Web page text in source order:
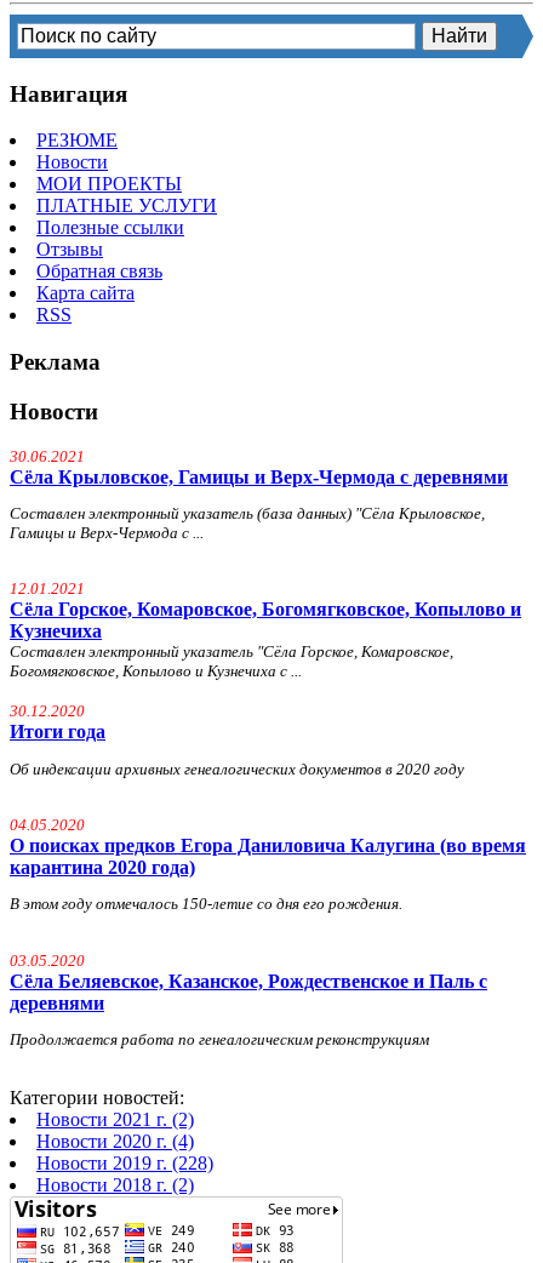
Навигация
РЕЗЮМЕ
Новости
МОИ ПРОЕКТЫ
ПЛАТНЫЕ УСЛУГИ
Полезные ссылки
Отзывы
Обратная связь
Карта сайта
RSS
Реклама
Новости
30.06.2021
Сёла Крыловское, Гамицы и Верх-Чермода с деревнями
Составлен электронный указатель (база данных) "Сёла Крыловское,
Гамицы и Верх-Чермода с ...
12.01.2021
Сёла Горское, Комаровское, Богомягковское, Копылово и
Кузнечиха
Составлен электронный указатель "Сёла Горское, Комаровское,
Богомягковское, Копылово и Кузнечиха с ...
30.12.2020
Итоги года
Об индексации архивных генеалогических документов в 2020 году
04.05.2020
О поисках предков Егора Даниловича Калугина (во время
карантина 2020 года)
В этом году отмечалось 150-летие со дня его рождения.
03.05.2020
Сёла Беляевское, Казанское, Рождественское и Паль с
деревнями
Продолжается работа по генеалогическим реконструкциям
Категории новостей:
Новости 2021 г. (2)
Новости 2020 г. (4)
Новости 2019 г. (228)
Новости 2018 г. (2)